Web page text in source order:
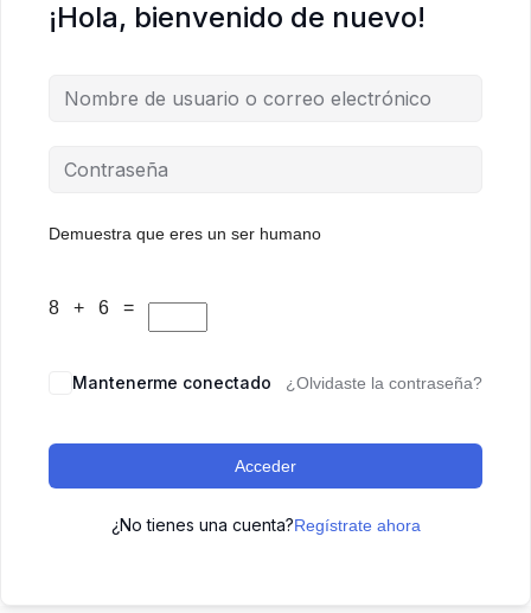
¡Hola, bienvenido de nuevo!
Demuestra que eres un ser humano
8 + 6 =
Mantenerme conectado ¿Olvidaste la contraseña?
Acceder
¿No tienes una cuenta?Regístrate ahora